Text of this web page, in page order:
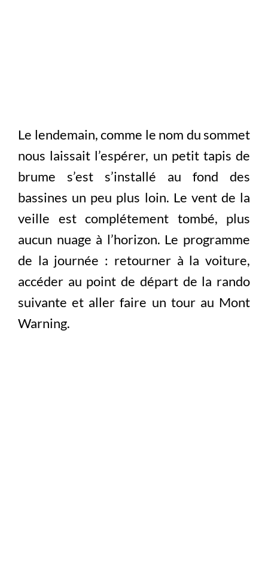
Le lendemain, comme le nom du sommet
nous laissait l’espérer, un petit tapis de
brume s’est s’installé au fond des
bassines un peu plus loin. Le vent de la
veille est complétement tombé, plus
aucun nuage à l’horizon. Le programme
de la journée : retourner à la voiture,
accéder au point de départ de la rando
suivante et aller faire un tour au Mont
Warning.